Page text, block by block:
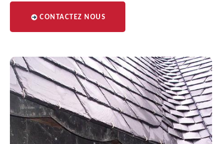
CONTACTEZ NOUS